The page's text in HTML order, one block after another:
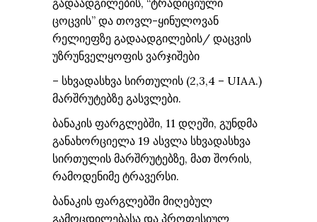
გადაადგილების, “ტრადიციული
ცოცვის” და თოვლ-ყინულოვან
რელიეფზე გადაადგილების/ დაცვის
უზრუნველყოფის ვარჯიშები
– სხვადასხვა სირთულის (2,3,4 – UIAA.)
მარშრუტებზე გასვლები.
ბანაკის ფარგლებში, 11 დღეში, გუნდმა
განახორციელა 19 ასვლა სხვადასხვა
სირთულის მარშრუტებზე, მათ შორის,
რამოდენიმე ტრავერსი.
ბანაკის ფარგლებში მიღებულ
გამოცდილებასა და პროფესიულ